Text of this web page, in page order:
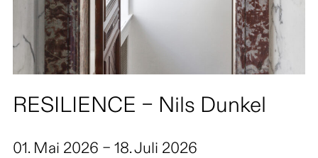
RESILIENCE – Nils Dunkel
01. Mai 2026 – 18. Juli 2026